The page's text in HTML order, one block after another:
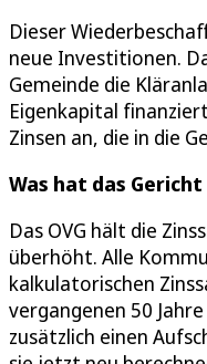
Dieser
neue Investitionen.
Gemeinde die
Eigenkapital
Zinsen an, die in die
Was hat das
Das OVG hält die
überhöht. Alle
kalkulatorischen
vergangenen 50
zusätzlich einen